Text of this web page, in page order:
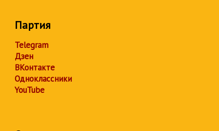
Партия
Telegram
Дзен
ВКонтакте
Одноклассники
YouTube